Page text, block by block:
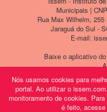
Nós usamos cookies para
portal. Ao utilizar o
monitoramento de cookies.
é feito, acesse
Municipais |
Rua Max Wilhelm,
Jaraguá do Sul -
E-mail:
Baixe o aplicativo